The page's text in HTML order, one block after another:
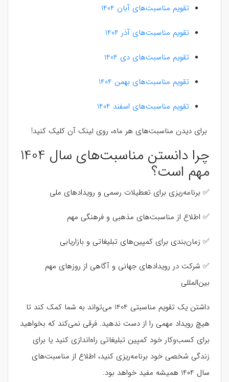
تقویم مناسبت‌های آبان 1404
تقویم مناسبت‌های آذر 1404
تقویم مناسبت‌های دی 1404
تقویم مناسبت‌های بهمن 1404
تقویم مناسبت‌های اسفند 1404
برای دیدن مناسبت‌های هر ماه، روی لینک آن کلیک کنید!
چرا دانستن مناسبت‌های سال 1404
مهم است؟
✅ برنامه‌ریزی برای تعطیلات رسمی و رویدادهای ملی
✅ اطلاع از مناسبت‌های مذهبی و فرهنگی مهم
✅ زمان‌بندی برای کمپین‌های تبلیغاتی و بازاریابی
✅ شرکت در رویدادهای جهانی و آگاهی از روزهای مهم
بین‌المللی
داشتن یک تقویم مناسبتی 1404 می‌تواند به شما کمک کند تا
هیچ رویداد مهمی را از دست ندهید. فرقی نمی‌کند که بخواهید
برای کسب‌وکار خود کمپین تبلیغاتی راه‌اندازی کنید یا برای
زندگی شخصی خود برنامه‌ریزی کنید، اطلاع از مناسبت‌های
سال 1404 همیشه مفید خواهد بود.